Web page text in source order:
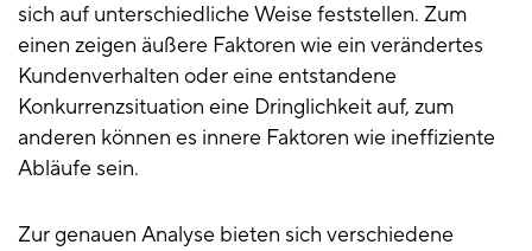
sich auf unterschiedliche Weise feststellen. Zum
einen zeigen äußere Faktoren wie ein verändertes
Kundenverhalten oder eine entstandene
Konkurrenzsituation eine Dringlichkeit auf, zum
anderen können es innere Faktoren wie ineffiziente
Abläufe sein.
Zur genauen Analyse bieten sich verschiedene